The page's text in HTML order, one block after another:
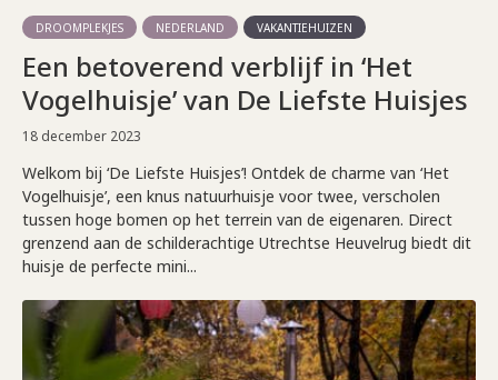
DROOMPLEKJES NEDERLAND VAKANTIEHUIZEN
Een betoverend verblijf in ‘Het
Vogelhuisje’ van De Liefste Huisjes
18 december 2023
Welkom bij ‘De Liefste Huisjes’! Ontdek de charme van ‘Het
Vogelhuisje’, een knus natuurhuisje voor twee, verscholen
tussen hoge bomen op het terrein van de eigenaren. Direct
grenzend aan de schilderachtige Utrechtse Heuvelrug biedt dit
huisje de perfecte mini...